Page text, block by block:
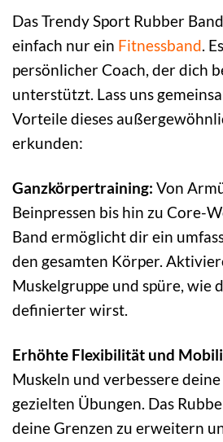
Das Trendy Sport Rubber
einfach nur ein Fitnessband.
persönlicher Coach, der dich
unterstützt. Lass uns
Vorteile dieses
erkunden:
Ganzkörpertraining: Von
Beinpressen bis hin zu Core-
Band ermöglicht dir ein
den gesamten Körper.
Muskelgruppe und spüre, wie
definierter wirst.
Erhöhte Flexibilität und
Muskeln und verbessere
gezielten Übungen. Das
deine Grenzen zu erweitern